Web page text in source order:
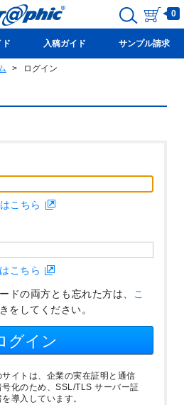
0
ド 入稿ガイド サンプル請求
ログイン
こちら
こちら
ドの両方とも忘れた方は、 こ
をしてください。
グイン
サイトは、企業の実在証明と通信
号化のため、SSL/TLS サーバー証
導入しています。